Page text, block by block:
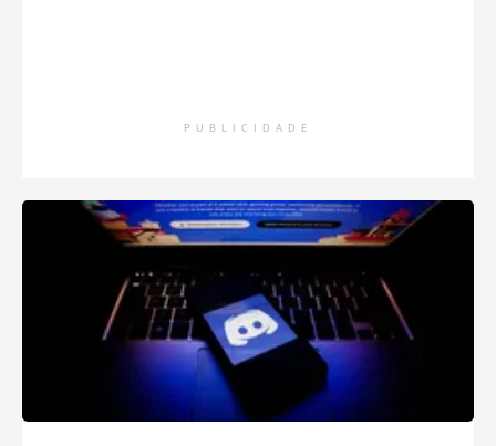
PUBLICIDADE